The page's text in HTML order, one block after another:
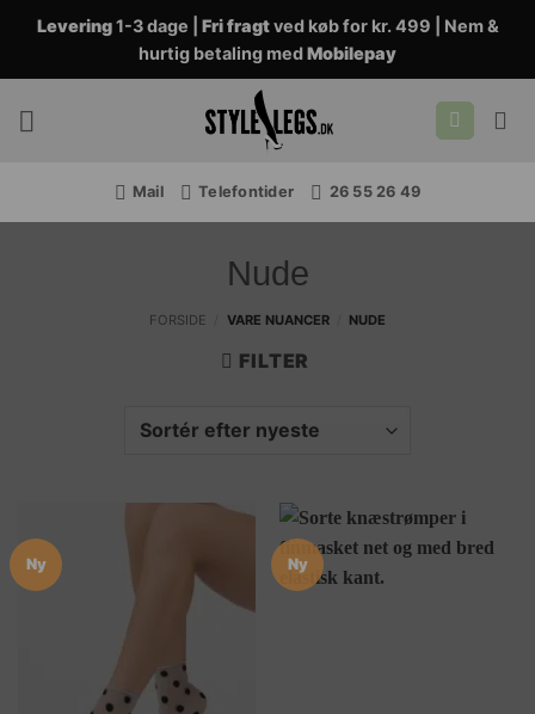
Fortsæt
indhold
Levering1-3 dage | Fri fragtved køb for kr. 499 | Nem &
hurtig betaling medMobilepay
Mail Telefontider 26 55 26 49
Nude
FORSIDE VARE NUANCER NUDE
FILTER
Ny Ny